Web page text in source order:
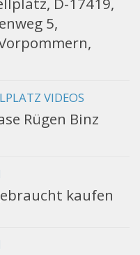
5,
VIDEOS
Rügen Binz
kaufen